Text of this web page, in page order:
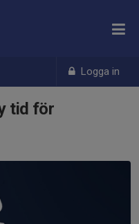
Logga in
tid för